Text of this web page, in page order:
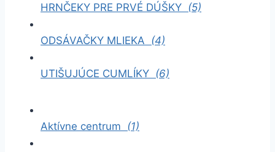
HRNČEKY PRE PRVÉ DÚŠKY (5)
ODSÁVAČKY MLIEKA (4)
UTIŠUJÚCE CUMLÍKY (6)
Aktívne centrum (1)